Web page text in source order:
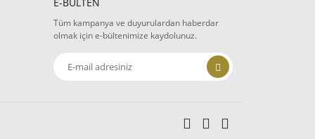
Tüm kampanya ve duyurulardan haberdar
olmak için e-bültenimize kaydolunuz.